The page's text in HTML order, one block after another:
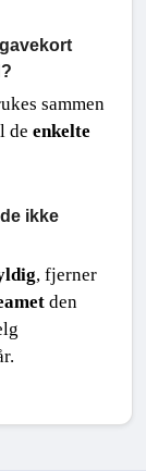
sammen
de enkelte
ikke
, fjerner
den